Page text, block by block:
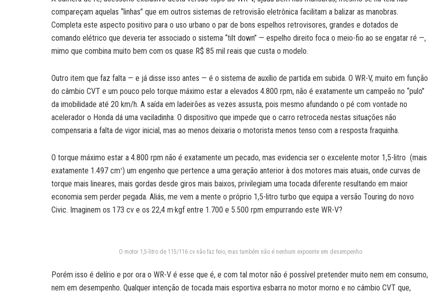
compareçam aquelas “linhas” que em outros sistemas de retrovisão eletrônica facilitam a balizar as manobras.
Completa este aspecto positivo para o uso urbano o par de bons espelhos retrovisores, grandes e dotados de
comando elétrico que deveria ter associado o sistema “tilt down” — espelho direito foca o meio-fio ao se engatar ré —,
mimo que combina muito bem com os quase R$ 85 mil reais que custa o modelo.
Outro item que faz falta — e já disse isso antes — é o sistema de auxílio de partida em subida. O WR-V, muito em função
do câmbio CVT e um pouco pelo torque máximo estar a elevados 4.800 rpm, não é exatamente um campeão no “pulo”
da imobilidade até 20 km/h. A saída em ladeirões as vezes assusta, pois mesmo afundando o pé com vontade no
acelerador o Honda dá uma vaciladinha. O dispositivo que impede que o carro retroceda nestas situações não
compensaria a falta de vigor inicial, mas ao menos deixaria o motorista menos tenso com a resposta fraquinha.
O torque máximo estar a 4.800 rpm não é exatamente um pecado, mas evidencia ser o excelente motor 1,5-litro (mais
exatamente 1.497 cm³) um engenho que pertence a uma geração anterior à dos motores mais atuais, onde curvas de
torque mais lineares, mais gordas desde giros mais baixos, privilegiam uma tocada diferente resultando em maior
economia sem perder pegada. Aliás, me vem a mente o próprio 1,5-litro turbo que equipa a versão Touring do novo
Civic. Imaginem os 173 cv e os 22,4 m·kgf entre 1.700 e 5.500 rpm empurrando este WR-V?
O motor 1,5-litro de 115/116 cv não faz feio, mas também não é nenhum expoente em desempenho
Porém isso é delírio e por ora o WR-V é esse que é, e com tal motor não é possível pretender muito nem em consumo,
nem em desempenho. Qualquer intenção de tocada mais esportiva esbarra no motor morno e no câmbio CVT que,